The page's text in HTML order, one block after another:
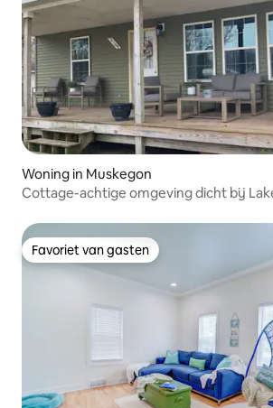
Woning in Muskegon
Cottage-achtige omgeving dicht bij
Favoriet van gasten
Favoriet van gasten